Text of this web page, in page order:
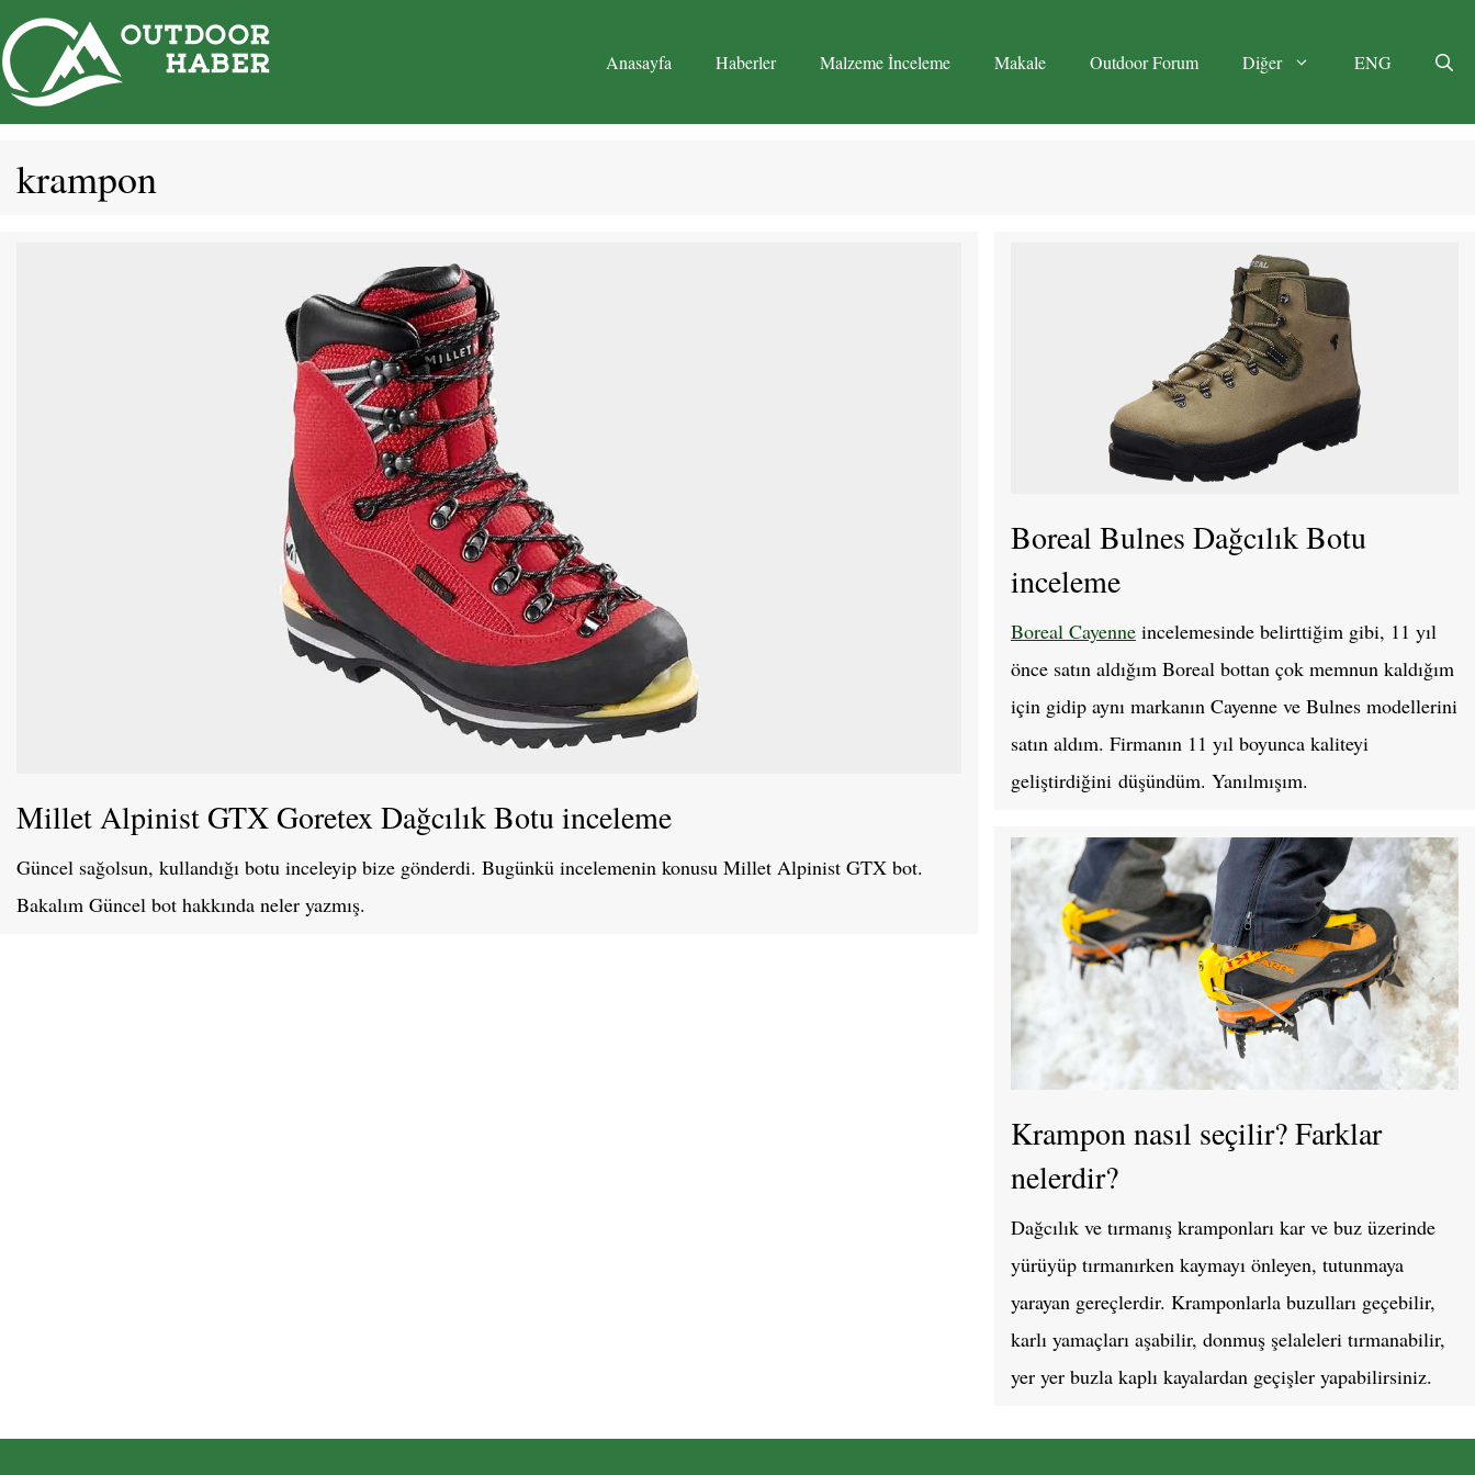
İçeriğe
atla
Anasayfa Haberler Malzeme İnceleme Makale Outdoor Forum Diğer ENG
krampon
Millet Alpinist GTX Goretex Dağcılık Botu inceleme
Güncel sağolsun, kullandığı botu inceleyip bize gönderdi. Bugünkü incelemenin konusu Millet Alpinist GTX bot.
Bakalım Güncel bot hakkında neler yazmış.
Boreal Bulnes Dağcılık Botu
inceleme
Boreal Cayenneincelemesinde belirttiğim gibi, 11 yıl
önce satın aldığım Boreal bottan çok memnun kaldığım
için gidip aynı markanın Cayenne ve Bulnes modellerini
satın aldım. Firmanın 11 yıl boyunca kaliteyi
geliştirdiğini düşündüm. Yanılmışım.
Krampon nasıl seçilir? Farklar
nelerdir?
Dağcılık ve tırmanış kramponları kar ve buz üzerinde
yürüyüp tırmanırken kaymayı önleyen, tutunmaya
yarayan gereçlerdir. Kramponlarla buzulları geçebilir,
karlı yamaçları aşabilir, donmuş şelaleleri tırmanabilir,
yer yer buzla kaplı kayalardan geçişler yapabilirsiniz.